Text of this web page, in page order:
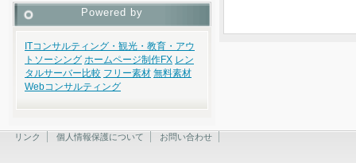
Powered by
ITコンサルティング・観光・教育・アウ
トソーシング ホームページ制作FX レン
タルサーバー比較 フリー素材 無料素材
Webコンサルティング
リンク 個人情報保護について お問い合わせ